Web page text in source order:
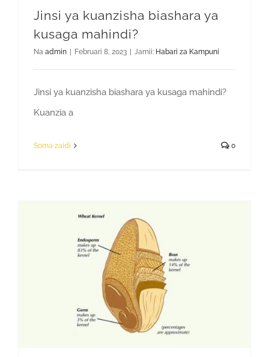
Jinsi ya kuanzisha biashara ya
kusaga mahindi?
Na admin Februari 8, 2023 Jamii: Habari za Kampuni
Jinsi ya kuanzisha biashara ya kusaga mahindi?
Kuanzia a
Soma zaidi 0